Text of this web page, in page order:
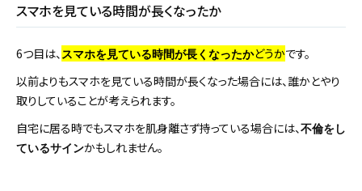
スマホを見ている時間が長くなったか
6つ目は、 スマホを見ている時間が長くなったかどうかです。
以前よりもスマホを見ている時間が長くなった場合には、誰かとやり
取りしていることが考えられます。
自宅に居る時でもスマホを肌身離さず持っている場合には、不倫をし
ているサインかもしれません。